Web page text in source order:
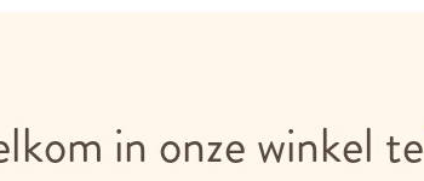
in onze winkel te